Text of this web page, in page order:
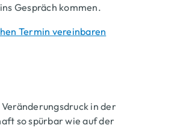
Gespräch kommen.
Termin vereinbaren
in der
so spürbar wie auf der